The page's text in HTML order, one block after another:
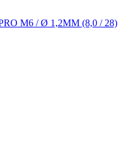
M6 / Ø 1,2ММ (8,0 / 28)